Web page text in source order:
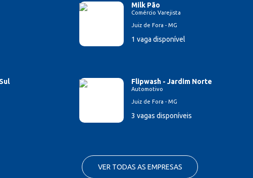
Milk Pão
Comércio Varejista
Juiz de Fora - MG
1 vaga disponível
Flipwash - Jardim Norte
Automotivo
Juiz de Fora - MG
3 vagas disponíveis
VER TODAS AS EMPRESAS